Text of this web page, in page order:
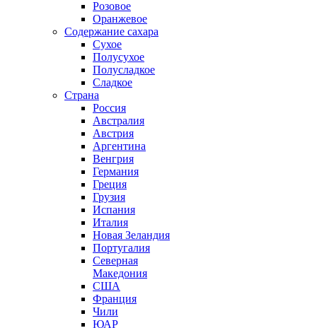
Розовое
Оранжевое
Содержание сахара
Сухое
Полусухое
Полусладкое
Сладкое
Страна
Россия
Австралия
Австрия
Аргентина
Венгрия
Германия
Греция
Грузия
Испания
Италия
Новая Зеландия
Португалия
Северная
Македония
США
Франция
Чили
ЮАР